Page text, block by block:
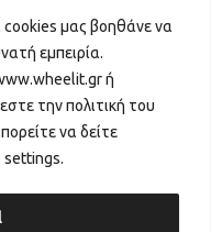
cookies μας βοηθάνε να
εμπειρία.
ή
την πολιτική του
να δείτε
settings.